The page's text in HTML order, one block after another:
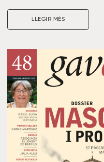
organismes vegetals que
geogràfic de la revista.
LLEGIR MÉS